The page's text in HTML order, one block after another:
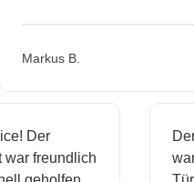
Markus B.
Der
war freundlich